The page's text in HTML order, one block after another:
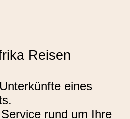
Reisen
eines
rund um Ihre